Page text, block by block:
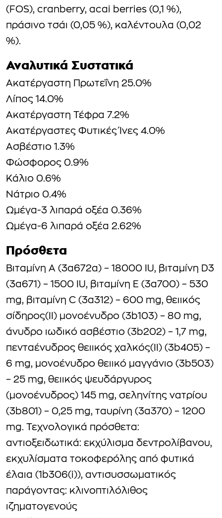
(FOS), cranberry, acai berries (0,1 %),
πράσινο τσάι (0,05 %), καλέντουλα (0,02
%).
Αναλυτικά Συστατικά
Ακατέργαστη Πρωτεΐνη 25.0%
Λίπος 14.0%
Ακατέργαστη Τέφρα 7.2%
Ακατέργαστες Φυτικές Ίνες 4.0%
Ασβέστιο 1.3%
Φώσφορος 0.9%
Κάλιο 0.6%
Νάτριο 0.4%
Ωμέγα-3 λιπαρά οξέα 0.36%
Ωμέγα-6 λιπαρά οξέα 2.62%
Πρόσθετα
Βιταμίνη Α (3a672a) – 18000 IU, βιταμίνη D3
(3a671) – 1500 IU, βιταμίνη Ε (3a700) – 530
mg, βιταμίνη C (3a312) – 600 mg, θειικός
σίδηρος(II) μονοένυδρο (3b103) – 80 mg,
άνυδρο ιωδικό ασβέστιο (3b202) – 1,7 mg,
πενταένυδρος θειικός χαλκός(II) (3b405) –
6 mg, μονοένυδρο θειικό μαγγάνιο (3b503)
– 25 mg, θειικός ψευδάργυρος
(μονοένυδρος) 145 mg, σεληνίτης νατρίου
(3b801) – 0,25 mg, ταυρίνη (3a370) – 1200
mg. Τεχνολογικά πρόσθετα:
αντιοξειδωτικά: εκχύλισμα δεντρολίβανου,
εκχυλίσματα τοκοφερόλης από φυτικά
έλαια (1b306(i)), αντισυσσωματικός
παράγοντας: κλινοπτιλόλιθος
ιζηματογενούς